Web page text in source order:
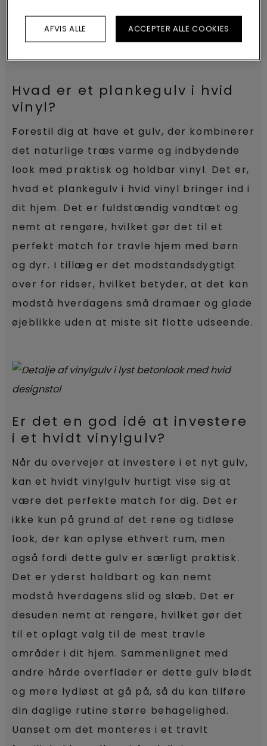
Hvad er et plankegulv i hvid
vinyl?
Forestil dig at have et gulv, der kombinerer
det naturlige træs varme og indbydende
look med praktisk og holdbar vinyl. Det er,
hvad et plankegulv i hvid vinyl bringer ind i
dit hjem. Det er fuldstændig vandtæt og
nemt at rengøre, hvilket gør det til et
perfekt match for travle hjem med børn
og dyr. I tillæg er det modstandsdygtigt
over for ridser, hvilket betyder, at det kan
modstå hverdagens små dramaer og glade
øjeblikke uden at miste sit flotte udseende.
Er det en god idé at investere
i et hvidt vinylgulv?
Når du overvejer at investere i et nyt gulv,
kan et hvidt vinylgulv hurtigt vise sig at
være det perfekte match for dig. Det er
ikke kun på grund af det rene og tidløse
look, der kan oplyse ethvert rum, men
også fordi dette gulv er særligt praktisk.
Det er yderst holdbart og kan nemt
modstå hverdagens slid og slæb. Det er
desuden nemt at rengøre, hvilket gør det
til et oplagt valg til de mest travle
områder i dit hjem. Sammenlignet med
andre hårde overflader er dette gulv blødt
og mere lydløst at gå på, så du kan tilføre
din daglige rutine større behagelighed.
Uanset om det monteres i et travlt
AFVIS ALLE ACCEPTER ALLE COOKIES